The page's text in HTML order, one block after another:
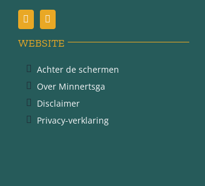
WEBSITE
Achter de schermen
Over Minnertsga
Disclaimer
Privacy-verklaring